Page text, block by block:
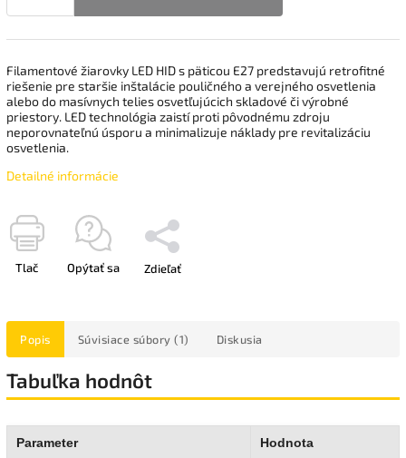
Filamentové žiarovky LED HID s päticou E27 predstavujú retrofitné
riešenie pre staršie inštalácie pouličného a verejného osvetlenia
alebo do masívnych telies osvetľujúcich skladové či výrobné
priestory. LED technológia zaistí proti pôvodnému zdroju
neporovnateľnú úsporu a minimalizuje náklady pre revitalizáciu
osvetlenia.
Detailné informácie
Tlač Opýtať sa Zdieľať
Popis Súvisiace súbory (1) Diskusia
Tabuľka hodnôt
Parameter Hodnota